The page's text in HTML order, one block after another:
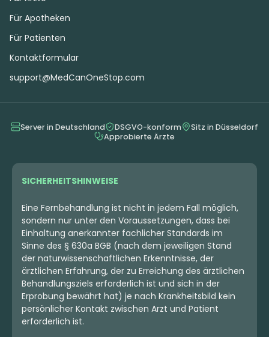
Für Apotheken
Für Patienten
Kontaktformular
support@MedCanOneStop.com
Server in Deutschland DSGVO-konform
Sitz in Düsseldorf
Approbierte Ärzte
SICHERHEITSHINWEISE
Eine Fernbehandlung ist nicht in jedem Fall möglich,
sondern nur unter den Voraussetzungen, dass bei
Einhaltung anerkannter fachlicher Standards im
Sinne des § 630a BGB (nach dem jeweiligen Stand
der naturwissenschaftlichen Erkenntnisse, der
ärztlichen Erfahrung, der zu Erreichung des ärztlichen
Behandlungsziels erforderlich ist und sich in der
Erprobung bewährt hat) je nach Krankheitsbild kein
persönlicher Kontakt zwischen Arzt und Patient
erforderlich ist.